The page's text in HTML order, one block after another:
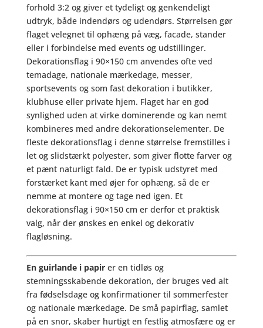
forhold 3:2 og giver et tydeligt og genkendeligt
udtryk, både indendørs og udendørs. Størrelsen gør
flaget velegnet til ophæng på væg, facade, stander
eller i forbindelse med events og udstillinger.
Dekorationsflag i 90×150 cm anvendes ofte ved
temadage, nationale mærkedage, messer,
sportsevents og som fast dekoration i butikker,
klubhuse eller private hjem. Flaget har en god
synlighed uden at virke dominerende og kan nemt
kombineres med andre dekorationselementer. De
fleste dekorationsflag i denne størrelse fremstilles i
let og slidstærkt polyester, som giver flotte farver og
et pænt naturligt fald. De er typisk udstyret med
forstærket kant med øjer for ophæng, så de er
nemme at montere og tage ned igen. Et
dekorationsflag i 90×150 cm er derfor et praktisk
valg, når der ønskes en enkel og dekorativ
flagløsning.
En guirlande i papirer en tidløs og
stemningsskabende dekoration, der bruges ved alt
fra fødselsdage og konfirmationer til sommerfester
og nationale mærkedage. De små papirflag, samlet
på en snor, skaber hurtigt en festlig atmosfære og er